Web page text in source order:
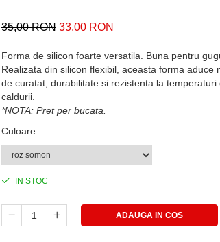
35,00 RON 33,00 RON
Forma de silicon foarte versatila. Buna pentru
Realizata din silicon flexibil, aceasta forma
de curatat, durabilitate si rezistenta la
caldurii.
*NOTA: Pret per bucata.
Culoare:
IN STOC
ADAUGA IN COS